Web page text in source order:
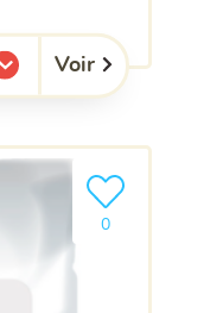
Voir
0
Ajouter le